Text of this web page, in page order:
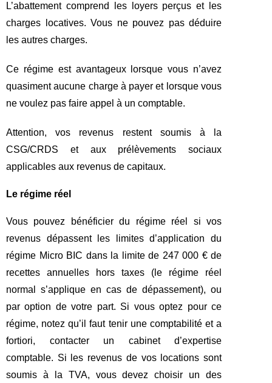
L’abattement comprend les loyers perçus et les
charges locatives. Vous ne pouvez pas déduire
les autres charges.
Ce régime est avantageux lorsque vous n’avez
quasiment aucune charge à payer et lorsque vous
ne voulez pas faire appel à un comptable.
Attention, vos revenus restent soumis à la
CSG/CRDS et aux prélèvements sociaux
applicables aux revenus de capitaux.
Le régime réel
Vous pouvez bénéficier du régime réel si vos
revenus dépassent les limites d’application du
régime Micro BIC dans la limite de 247 000 € de
recettes annuelles hors taxes (le régime réel
normal s’applique en cas de dépassement), ou
par option de votre part. Si vous optez pour ce
régime, notez qu’il faut tenir une comptabilité et a
fortiori, contacter un cabinet d’expertise
comptable. Si les revenus de vos locations sont
soumis à la TVA, vous devez choisir un des